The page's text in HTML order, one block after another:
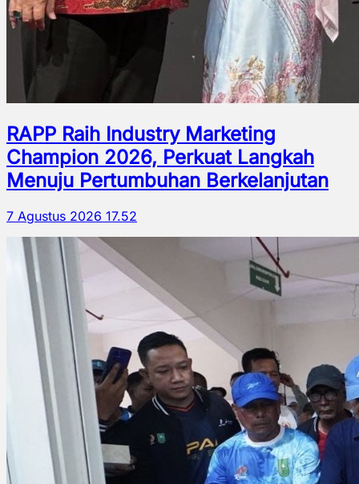
RAPP Raih Industry Marketing
Champion 2026, Perkuat Langkah
Menuju Pertumbuhan Berkelanjutan
7 Agustus 2026 17.52